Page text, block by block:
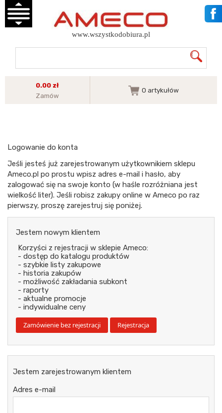
www.wszystkodobiura.pl
0.00 zł
Zamów
0 artykułów
Logowanie do konta
Jeśli jesteś już zarejestrowanym użytkownikiem sklepu
Ameco.pl po prostu wpisz adres e-mail i hasło, aby
zalogować się na swoje konto (w haśle rozróżniana jest
wielkość liter). Jeśli robisz zakupy online w Ameco po raz
pierwszy, proszę zarejestruj się poniżej.
Jestem nowym klientem
Korzyści z rejestracji w sklepie Ameco:
- dostęp do katalogu produktów
- szybkie listy zakupowe
- historia zakupów
- możliwość zakładania subkont
- raporty
- aktualne promocje
- indywidualne ceny
Jestem zarejestrowanym klientem
Adres e-mail